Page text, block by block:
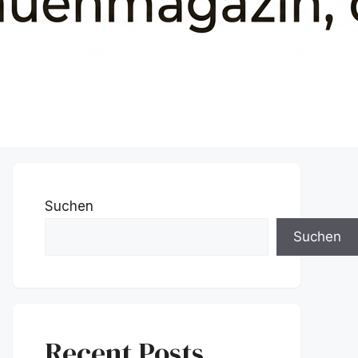
Suchen
Suchen